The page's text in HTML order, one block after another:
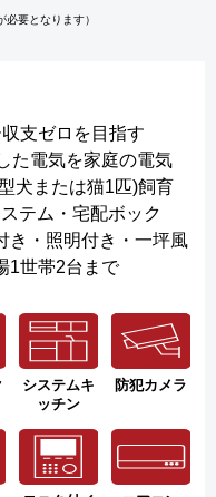
支ゼロを目指す
た電気を家庭の電気
犬または猫1匹)飼育
テム・宅配ボック
き・照明付き・一坪風
1世帯2台まで
システムキ
ッチン
防犯カメラ
要となります）